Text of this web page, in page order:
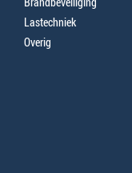
Lastechniek
Overig